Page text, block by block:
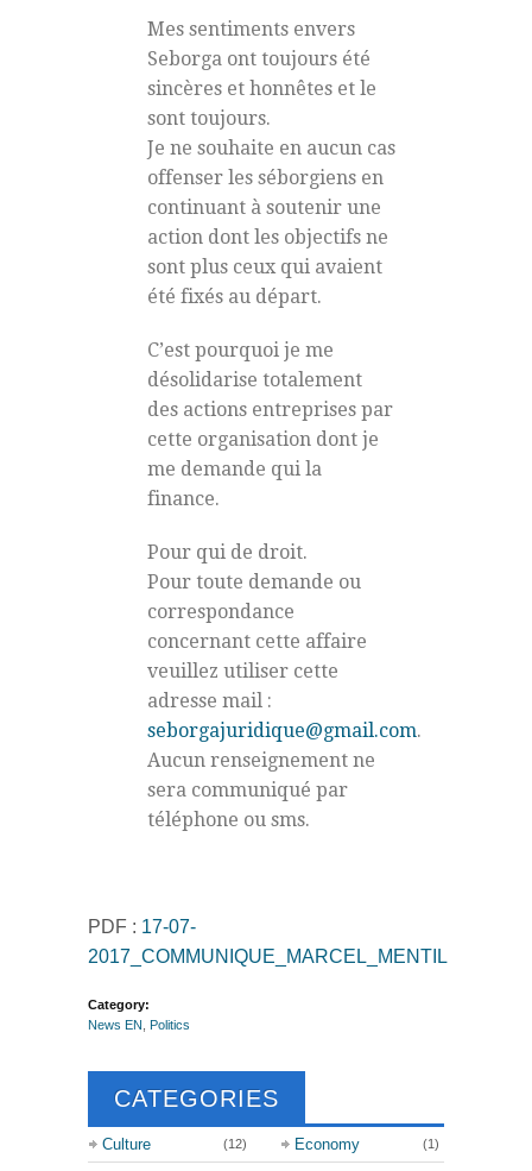
Mes sentiments envers
Seborga ont toujours été
sincères et honnêtes et le
sont toujours.
Je ne souhaite en aucun cas
offenser les séborgiens en
continuant à soutenir une
action dont les objectifs ne
sont plus ceux qui avaient
été fixés au départ.
C’est pourquoi je me
désolidarise totalement
des actions entreprises par
cette organisation dont je
me demande qui la
finance.
Pour qui de droit.
Pour toute demande ou
correspondance
concernant cette affaire
veuillez utiliser cette
adresse mail :
seborgajuridique@gmail.com.
Aucun renseignement ne
sera communiqué par
téléphone ou sms.
PDF : 17-07-
2017_COMMUNIQUE_MARCEL_MENTIL
Category:
News EN, Politics
CATEGORIES
Culture (12) Economy (1)